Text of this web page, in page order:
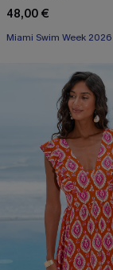
48,00 €
Miami Swim Week 2026